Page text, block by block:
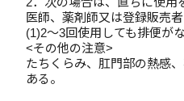
医師、薬剤師又は登録販売者
(1)2～3回使用しても排便が
<その他の注意>
たちくらみ、肛門部の熱感
ある。